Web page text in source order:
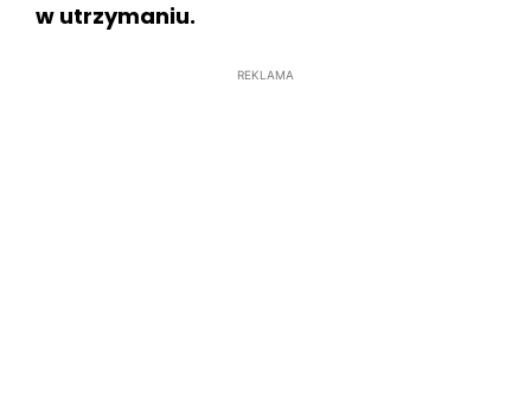
w utrzymaniu.
REKLAMA